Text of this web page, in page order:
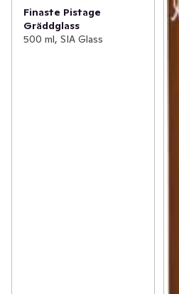
Finaste Pistage
Gräddglass
500 ml, SIA Glass